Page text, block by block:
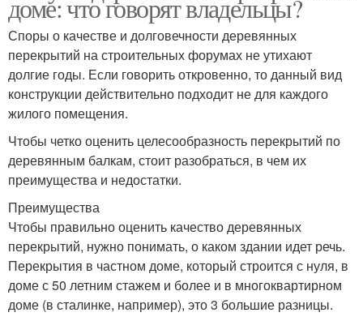
доме: что говорят владельцы?
Споры о качестве и долговечности деревянных
перекрытий на строительных форумах не утихают
долгие годы. Если говорить откровенно, то данный вид
конструкции действительно подходит не для каждого
жилого помещения.
Чтобы четко оценить целесообразность перекрытий по
деревянным балкам, стоит разобраться, в чем их
преимущества и недостатки.
Преимущества
Чтобы правильно оценить качество деревянных
перекрытий, нужно понимать, о каком здании идет речь.
Перекрытия в частном доме, который строится с нуля, в
доме с 50 летним стажем и более и в многоквартирном
доме (в сталинке, например), это 3 большие разницы.